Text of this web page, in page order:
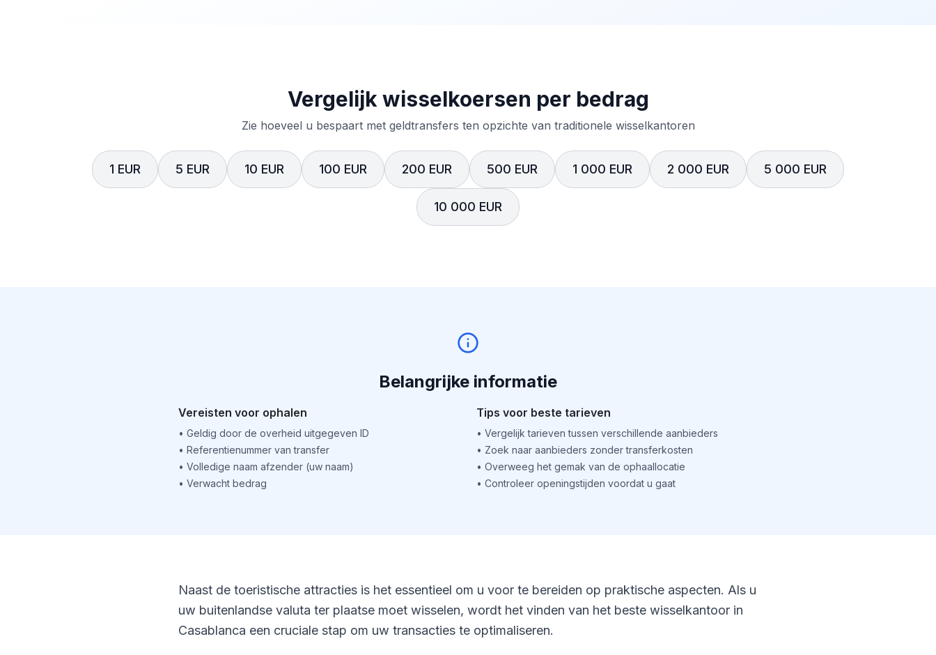
Vergelijk wisselkoersen per bedrag
Zie hoeveel u bespaart met geldtransfers ten opzichte van traditionele wisselkantoren
1 EUR 5 EUR 10 EUR 100 EUR 200 EUR 500 EUR 1 000 EUR 2 000 EUR 5 000 EUR
10 000 EUR
Belangrijke informatie
Vereisten voor ophalen
• Geldig door de overheid uitgegeven ID
• Referentienummer van transfer
• Volledige naam afzender (uw naam)
• Verwacht bedrag
Tips voor beste tarieven
• Vergelijk tarieven tussen verschillende aanbieders
• Zoek naar aanbieders zonder transferkosten
• Overweeg het gemak van de ophaallocatie
• Controleer openingstijden voordat u gaat
Naast de toeristische attracties is het essentieel om u voor te bereiden op praktische aspecten. Als u
uw buitenlandse valuta ter plaatse moet wisselen, wordt het vinden van het beste wisselkantoor in
Casablanca een cruciale stap om uw transacties te optimaliseren.